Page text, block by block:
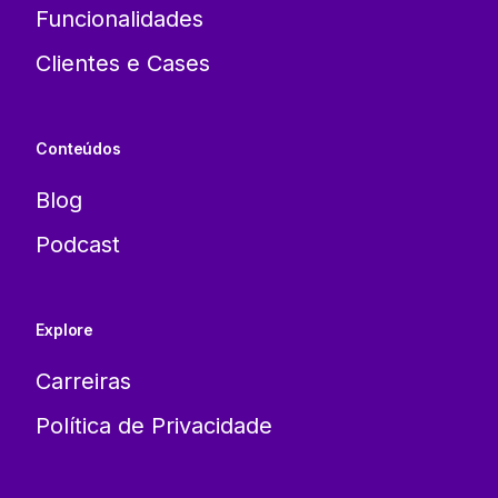
Funcionalidades
Clientes e Cases
Conteúdos
Blog
Podcast
Explore
Carreiras
Política de Privacidade